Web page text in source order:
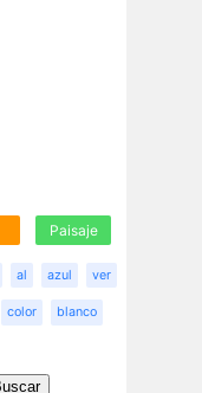
Paisaje
al azul ver
color blanco